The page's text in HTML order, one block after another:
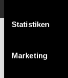
Statistiken
Marketing